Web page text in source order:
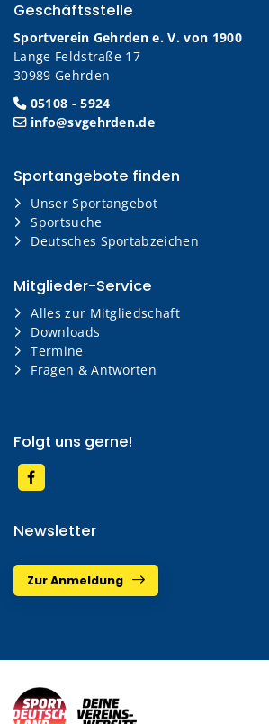
Geschäftsstelle
Sportverein Gehrden e. V. von 1900
Lange Feldstraße 17
30989 Gehrden
05108 - 5924
info@svgehrden.de
Sportangebote finden
Unser Sportangebot
Sportsuche
Deutsches Sportabzeichen
Mitglieder-Service
Alles zur Mitgliedschaft
Downloads
Termine
Fragen & Antworten
Folgt uns gerne!
Newsletter
Zur Anmeldung